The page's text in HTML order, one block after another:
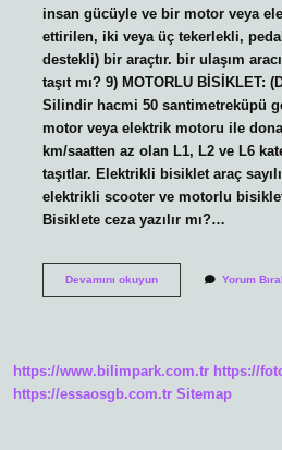
insan gücüyle ve bir motor veya
ettirilen, iki veya üç tekerlekli,
destekli) bir araçtır. bir ulaşım
taşıt mı? 9) MOTORLU BİSİKLET:
Silindir hacmi 50 santimetreküpü
motor veya elektrik motoru ile
km/saatten az olan L1, L2 ve L6
taşıtlar. Elektrikli bisiklet araç
elektrikli scooter ve motorlu
Bisiklete ceza yazılır mı?…
Devamını okuyunBisiklet
Yorum
https://www.bilimpark.com.tr https://
https://essaosgb.com.tr Sitemap